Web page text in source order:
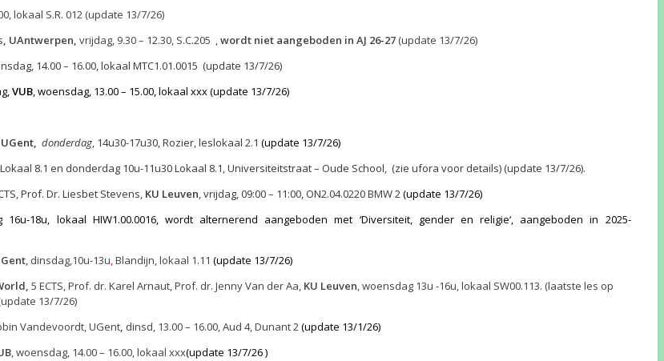
lokaal S.R. 012 (update 13/7/26)
, UAntwerpen, vrijdag, 9.30 – 12.30, S.C.205 ,wordt niet aangeboden in AJ 26-27 (update 13/7/26)
14.00 – 16.00,lokaal MTC1.01.0015 (update 13/7/26)
VUB, woensdag, 13.00 – 15.00, lokaal xxx (update 13/7/26)
UGent, donderdag, 14u30-17u30,Rozier, leslokaal 2.1(update 13/7/26)
8.1 en donderdag 10u-11u30 Lokaal 8.1, Universiteitstraat – Oude School, (zie ufora voor details) (update 13/7/26).
Prof. Dr. Liesbet Stevens, KU Leuven, vrijdag, 09:00 – 11:00, ON2.04.0220 BMW 2(update 13/7/26)
16u-18u, lokaal HIW1.00.0016, wordt alternerend aangeboden met ‘Diversiteit, gender en religie‘, aangeboden in 2025-
, dinsdag,10u-13u,Blandijn, lokaal 1.11(update 13/7/26)
5 ECTS, Prof. dr. Karel Arnaut, Prof. dr. Jenny Van der Aa, KU Leuven, woensdag 13u -16u, lokaal SW00.113. (laatste les op
13/7/26)
Vandevoordt, UGent, dinsd, 13.00 – 16.00, Aud 4, Dunant 2(update 13/1/26)
, woensdag, 14.00 – 16.00, lokaal xxx(update 13/7/26 )